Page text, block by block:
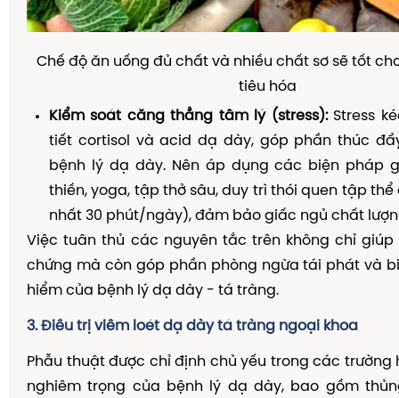
Chế độ ăn uống đủ chất và nhiều chất sơ sẽ tốt
tiêu hóa
Kiểm soát căng thẳng tâm lý (stress):Stress
tiết cortisol và acid dạ dày, góp phần thúc
bệnh lý dạ dày. Nên áp dụng các biện pháp
thiền, yoga, tập thở sâu, duy trì thói quen tập
nhất 30 phút/ngày), đảm bảo giấc ngủ chất
Việc tuân thủ các nguyên tắc trên không chỉ giúp
chứng mà còn góp phần phòng ngừa tái phát và
hiểm của bệnh lý dạ dày - tá tràng.
3. Điều trị viêm loét dạ dày tá tràng ngoại khoa
Phẫu thuật được chỉ định chủ yếu trong các trường
nghiêm trọng của bệnh lý dạ dày, bao gồm